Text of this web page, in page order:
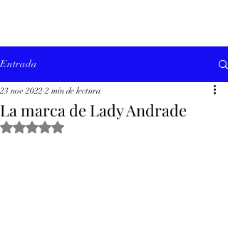
Entrada
La marca de Lady Andrade
23 nov 2022 2 min de lectura
Obtuvo NaN de 5 estrellas.